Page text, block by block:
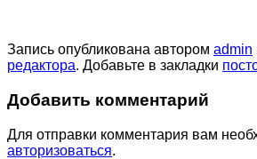
Запись опубликована автором admin
редактора. Добавьте в закладки
Добавить комментарий
Для отправки комментария вам
авторизоваться.